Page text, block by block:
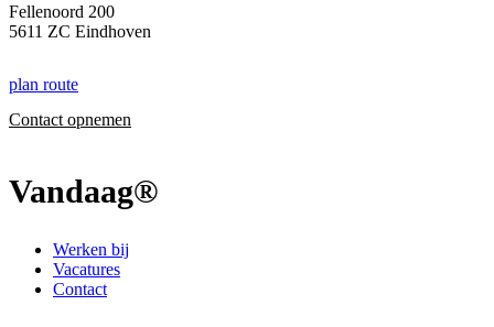
Fellenoord 200
5611 ZC Eindhoven
plan route
Contact opnemen
Vandaag®
Werken bij
Vacatures
Contact